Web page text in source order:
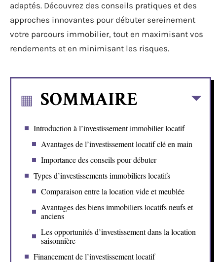
adaptés. Découvrez des conseils pratiques et des
approches innovantes pour débuter sereinement
votre parcours immobilier, tout en maximisant vos
rendements et en minimisant les risques.
SOMMAIRE
Introduction à l’investissement immobilier locatif
Avantages de l’investissement locatif clé en main
Importance des conseils pour débuter
Types d’investissements immobiliers locatifs
Comparaison entre la location vide et meublée
Avantages des biens immobiliers locatifs neufs et
anciens
Les opportunités d’investissement dans la location
saisonnière
Financement de l’investissement locatif